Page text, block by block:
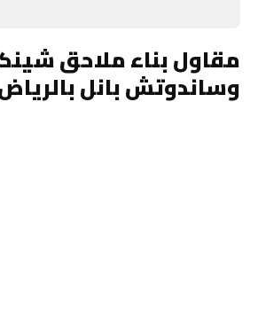
مقاول بناء ملاحق شينكو
وساندوتش بانل بالرياض